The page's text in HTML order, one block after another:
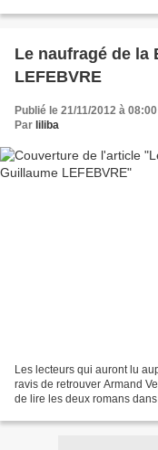
Le naufragé de la
LEFEBVRE
Publié le 21/11/2012 à 08:00
Par liliba
Les lecteurs qui auront lu
ravis de retrouver Armand
de lire les deux romans